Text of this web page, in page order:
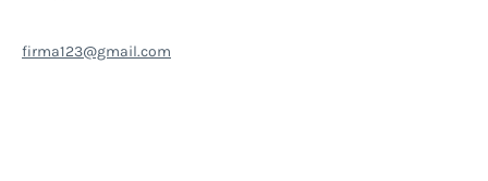
firma123@gmail.com